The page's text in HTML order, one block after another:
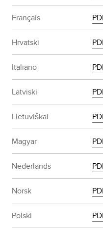
Français
Hrvatski
Italiano
Latviski
Lietuviškai
Magyar
Nederlands
Norsk
Polski